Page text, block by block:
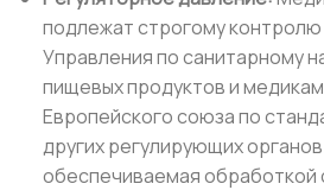
подлежат строгому
Управления по санитарному
пищевых продуктов и
Европейского союза по
других регулирующих
обеспечиваемая обработкой